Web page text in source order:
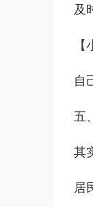
及
自
五
其
居